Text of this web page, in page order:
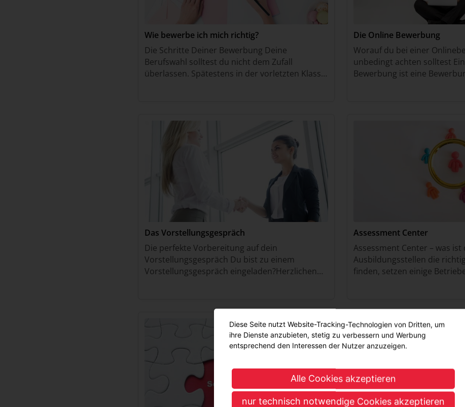
Wie bewerbe ich mich richtig?
Die Schritte Deiner Bewerbung Deine
Berufswahl solltest du nicht dem Zufall
überlassen. Spätestens in der vorletzten Klasse
Die Online Bewerbung
Worauf du bei einer
unbedingt achten solltest
Bewerbung ist eine
Das Vorstellungsgespräch
Die perfekte Vorbereitung auf dein
Vorstellungsgespräch Du bist zu einem
Vorstellungsgespräch eingeladen?Herzlichen
Assessment Center
Assessment Center – was ist
Ausbildungsstellen die
finden, setzen einige
Diese Seite nutzt Website-Tracking-Technologien von Dritten, um
ihre Dienste anzubieten, stetig zu verbessern und Werbung
entsprechend den Interessen der Nutzer anzuzeigen.
Alle Cookies akzeptieren
nur technisch notwendige Cookies akzeptieren